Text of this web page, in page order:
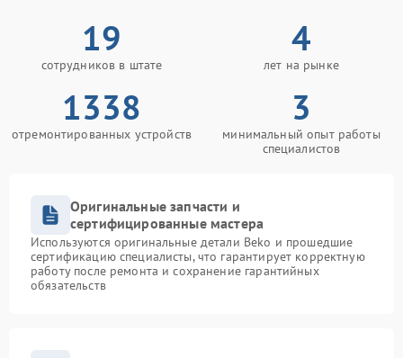
19
сотрудников в штате
4
лет на рынке
1338
отремонтированных устройств
3
минимальный опыт работы
специалистов
Оригинальные запчасти и
сертифицированные мастера
Используются оригинальные детали Beko и прошедшие
сертификацию специалисты, что гарантирует корректную
работу после ремонта и сохранение гарантийных
обязательств